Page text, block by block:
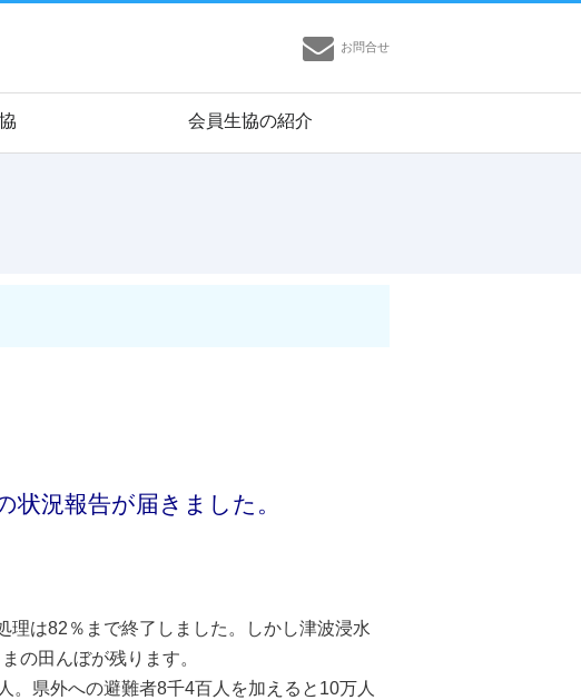
お問合せ
会員生協の紹介
況報告が届きました。
は82％まで終了しました。しかし津波浸水
の田んぼが残ります。
。県外への避難者8千4百人を加えると10万人